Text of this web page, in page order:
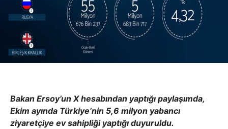
Bakan Ersoy’un X hesabından yaptığı paylaşımda,
Ekim ayında Türkiye’nin 5,6 milyon yabancı
ziyaretçiye ev sahipliği yaptığı duyuruldu.